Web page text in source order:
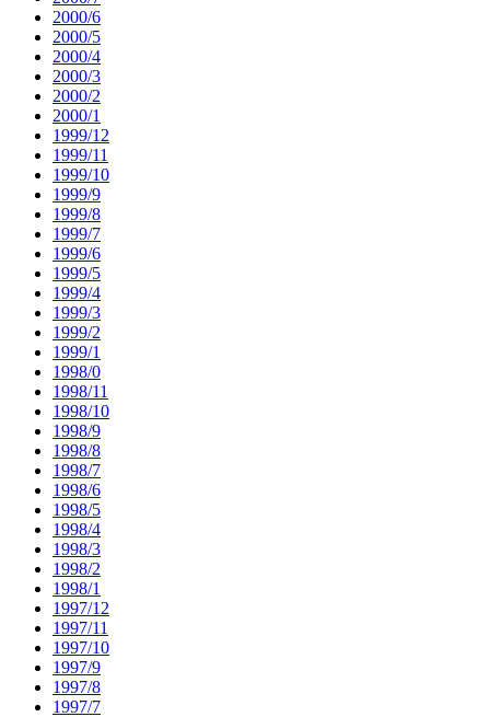
2000/6
2000/5
2000/4
2000/3
2000/2
2000/1
1999/12
1999/11
1999/10
1999/9
1999/8
1999/7
1999/6
1999/5
1999/4
1999/3
1999/2
1999/1
1998/0
1998/11
1998/10
1998/9
1998/8
1998/7
1998/6
1998/5
1998/4
1998/3
1998/2
1998/1
1997/12
1997/11
1997/10
1997/9
1997/8
1997/7